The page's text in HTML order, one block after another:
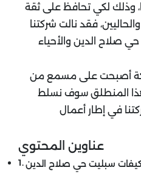
وذلك لكي تحافظ على ثقة
فقد نالت شركتنا
صلاح الدين والأحياء
أصبحت على مسمع من
المنطلق سوف نسلط
في إطار أعمال
عناوين المحتوي
سبليت حي صلاح الدين